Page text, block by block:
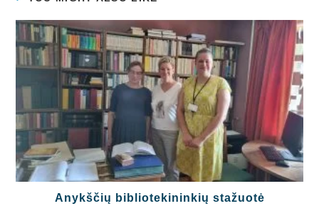
Anykščių bibliotekininkių stažuotė